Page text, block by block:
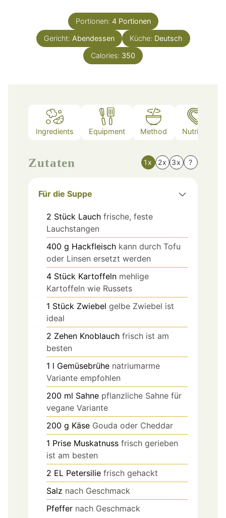
Portionen: 4 Portionen
Gericht: Abendessen Küche: Deutsch
Calories: 350
Ingredients Equipment Method Nutrition
Zutaten 1x 2x 3x ?
Für die Suppe
2 Stück Lauch frische, feste
Lauchstangen
400 g Hackfleisch kann durch Tofu
oder Linsen ersetzt werden
4 Stück Kartoffeln mehlige
Kartoffeln wie Russets
1 Stück Zwiebel gelbe Zwiebel ist
ideal
2 Zehen Knoblauch frisch ist am
besten
1 l Gemüsebrühe natriumarme
Variante empfohlen
200 ml Sahne pflanzliche Sahne für
vegane Variante
200 g Käse Gouda oder Cheddar
1 Prise Muskatnuss frisch gerieben
ist am besten
2 EL Petersilie frisch gehackt
Salz nach Geschmack
Pfeffer nach Geschmack